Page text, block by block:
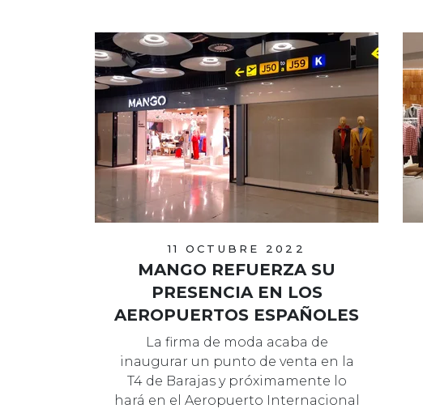
11 OCTUBRE 2022
MANGO REFUERZA SU
PRESENCIA EN LOS
AEROPUERTOS ESPAÑOLES
La firma de moda acaba de
inaugurar un punto de venta en la
T4 de Barajas y próximamente lo
hará en el Aeropuerto Internacional